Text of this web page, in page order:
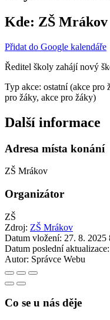
Kde: ZŠ Mrákov
Přidat do Google kalendáře
Ředitel školy zahájí nový
Typ akce: ostatní (akce pro
pro žáky, akce pro žáky)
Další informace
Adresa místa konání
ZŠ Mrákov
Organizátor
ZŠ
Zdroj: ZŠ Mrákov
Datum vložení: 27. 8. 2025
Datum poslední aktualizace:
Autor: Správce Webu
Co se u nás děje